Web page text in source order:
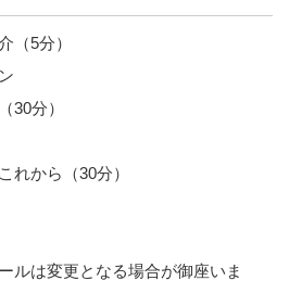
（5分）
30分）
れから（30分）
ルは変更となる場合が御座いま